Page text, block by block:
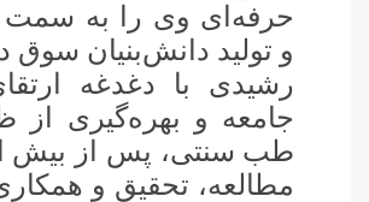
حرفه‌ای وی را به سمت
و تولید دانش‌بنیان سوق
رشیدی با دغدغه
جامعه و بهره‌گیری از
مطالعه، تحقیق و